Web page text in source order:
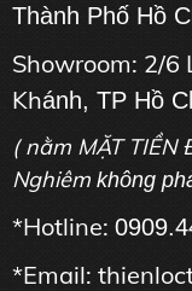
Thành Phố Hồ
Showroom: 2/6
Khánh, TP Hồ
( nằm MẶT TIỀN
Nghiêm không
*Hotline:
*Email: